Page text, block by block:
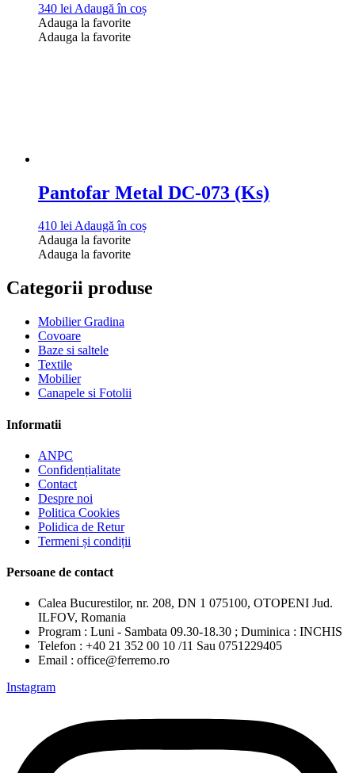
340 lei Adaugă în coș
Adauga la favorite
Adauga la favorite
Pantofar Metal DC-073 (Ks)
410 leiAdaugă în coș
Adauga la favorite
Adauga la favorite
Categorii produse
Mobilier Gradina
Covoare
Baze si saltele
Textile
Mobilier
Canapele si Fotolii
Informatii
ANPC
Confidențialitate
Contact
Despre noi
Politica Cookies
Polidica de Retur
Termeni și condiții
Persoane de contact
Calea Bucurestilor, nr. 208, DN 1 075100, OTOPENI Jud.
ILFOV, Romania
Program : Luni - Sambata 09.30-18.30 ; Duminica : INCHIS
Telefon : +40 21 352 00 10 /11 Sau 0751229405
Email : office@ferremo.ro
Instagram